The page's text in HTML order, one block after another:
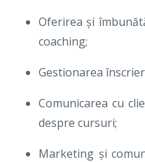
Oferirea și
coaching;
Gestionarea
Comunicarea cu
despre cursuri;
Marketing și